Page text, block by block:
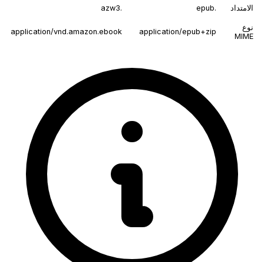
الامتداد .epub
.azw3
نوع
MIME
application/epub+zip
application/vnd.amazon.ebook